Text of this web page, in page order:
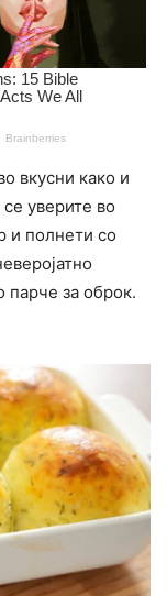
вкусни како и
уверите во
и полнети со
парче за оброк.